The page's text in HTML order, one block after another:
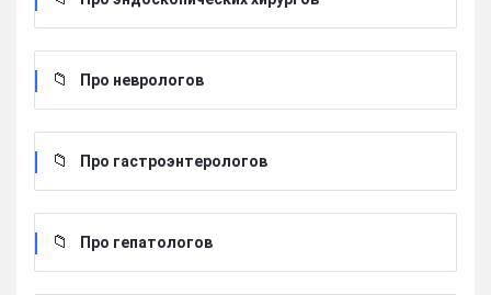
Про неврологов
Про гастроэнтерологов
Про гепатологов